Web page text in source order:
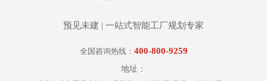
预见未建 | 一站式智能工厂规划专家
全国咨询热线： 400-800-9259
地址：